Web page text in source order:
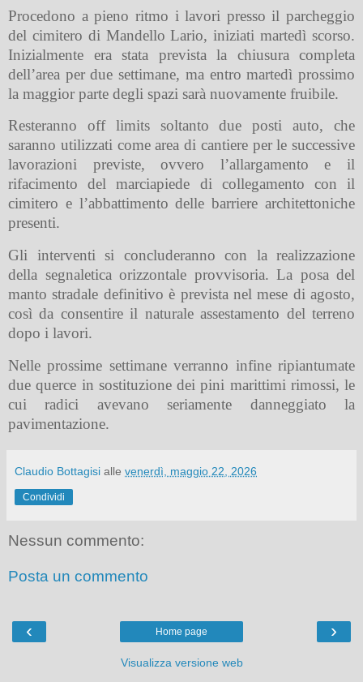
Procedono a pieno ritmo i lavori presso il parcheggio
del cimitero di Mandello Lario, iniziati martedì scorso.
Inizialmente era stata prevista la chiusura completa
dell’area per due settimane, ma entro martedì prossimo
la maggior parte degli spazi sarà nuovamente fruibile.
Resteranno off limits soltanto due posti auto, che
saranno utilizzati come area di cantiere per le successive
lavorazioni previste, ovvero l’allargamento e il
rifacimento del marciapiede di collegamento con il
cimitero e l’abbattimento delle barriere architettoniche
presenti.
Gli interventi si concluderanno con la realizzazione
della segnaletica orizzontale provvisoria. La posa del
manto stradale definitivo è prevista nel mese di agosto,
così da consentire il naturale assestamento del terreno
dopo i lavori.
Nelle prossime settimane verranno infine ripiantumate
due querce in sostituzione dei pini marittimi rimossi, le
cui radici avevano seriamente danneggiato la
pavimentazione.
Claudio Bottagisi alle venerdì, maggio 22, 2026
Condividi
Nessun commento:
Posta un commento
‹ ›
Home page
Visualizza versione web